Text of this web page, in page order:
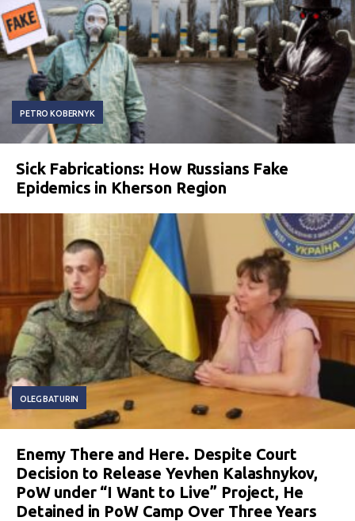
PETRO KOBERNYK
Sick Fabrications: How Russians Fake
Epidemics in Kherson Region
OLEG BATURIN
Enemy There and Here. Despite Court
Decision to Release Yevhen Kalashnykov,
PoW under “I Want to Live” Project, He
Detained in PoW Camp Over Three Years